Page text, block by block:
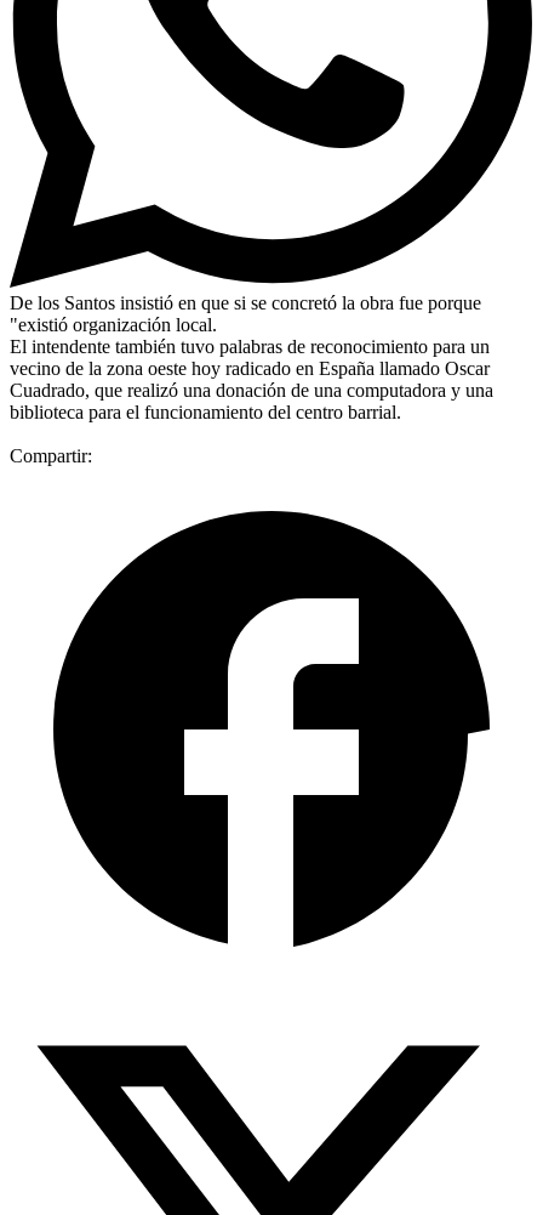
De los Santos insistió en que si se concretó la obra fue porque
"existió organización local.
El intendente también tuvo palabras de reconocimiento para un
vecino de la zona oeste hoy radicado en España llamado Oscar
Cuadrado, que realizó una donación de una computadora y una
biblioteca para el funcionamiento del centro barrial.
Compartir: